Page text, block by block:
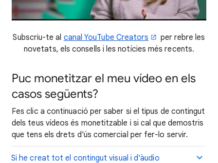
Subscriu-te al canal YouTube Creators
per rebre les
novetats, els consells i les notícies més recents.
Puc monetitzar el meu vídeo en els
casos següents?
Fes clic a continuació per saber si el tipus de contingut
dels teus vídeos és monetitzable i si cal que demostris
que tens els drets d'ús comercial per fer-lo servir.
Si he creat tot el contingut visual i d'àudio